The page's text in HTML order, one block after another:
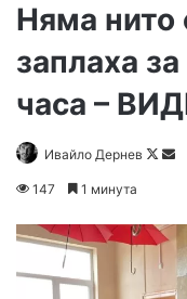
Няма нито
заплаха
часа –
Ивайло Дернев
147 1 минута